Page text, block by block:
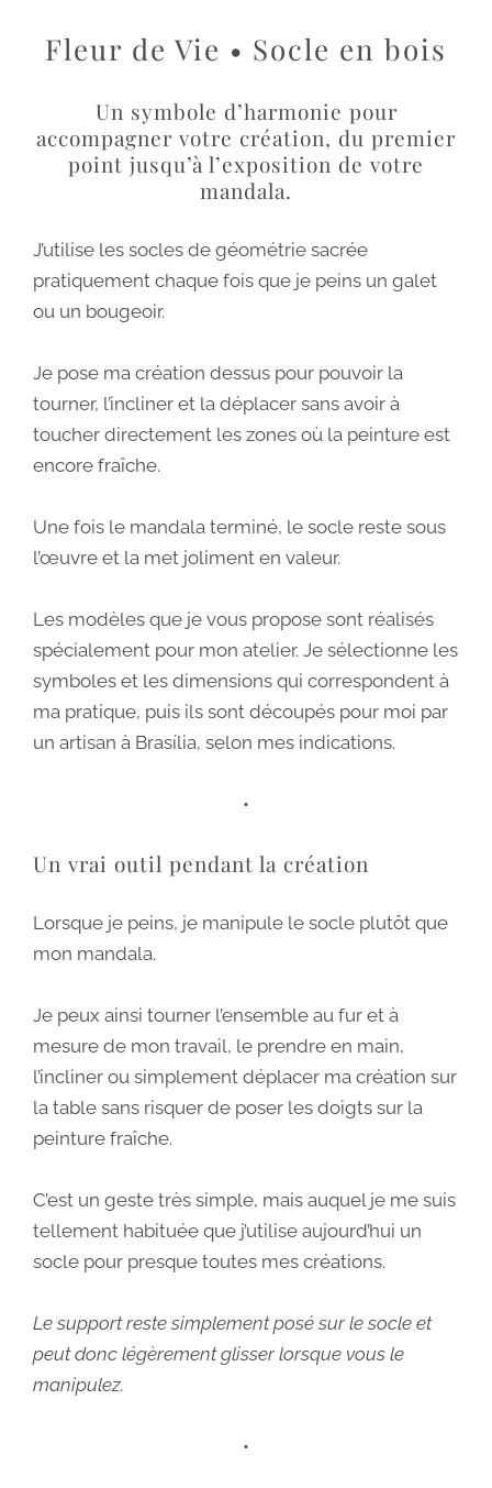
t
v
e
:
Fleur de Vie • Socle en bois
Un symbole d’harmonie pour
accompagner votre création, du premier
point jusqu’à l’exposition de votre
mandala.
J’utilise les socles de géométrie sacrée
pratiquement chaque fois que je peins un galet
ou un bougeoir.
Je pose ma création dessus pour pouvoir la
tourner, l’incliner et la déplacer sans avoir à
toucher directement les zones où la peinture est
encore fraîche.
Une fois le mandala terminé, le socle reste sous
l’œuvre et la met joliment en valeur.
Les modèles que je vous propose sont réalisés
spécialement pour mon atelier. Je sélectionne les
symboles et les dimensions qui correspondent à
ma pratique, puis ils sont découpés pour moi par
un artisan à Brasília, selon mes indications.
•
Un vrai outil pendant la création
Lorsque je peins, je manipule le socle plutôt que
mon mandala.
Je peux ainsi tourner l’ensemble au fur et à
mesure de mon travail, le prendre en main,
l’incliner ou simplement déplacer ma création sur
la table sans risquer de poser les doigts sur la
peinture fraîche.
C’est un geste très simple, mais auquel je me suis
tellement habituée que j’utilise aujourd’hui un
socle pour presque toutes mes créations.
Le support reste simplement posé sur le socle et
peut donc légèrement glisser lorsque vous le
manipulez.
•